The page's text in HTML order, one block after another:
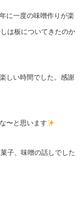
に一度の味噌作りが楽
は板についてきたのか
しい時間でした。感謝
〜と思います
子、味噌の話しでした